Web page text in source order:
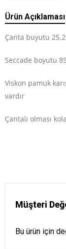
Ürün Açıklaması
Çanta buyutu
Seccade boyutu
Viskon pamuk
vardır
Çantalı olması
Müşteri
Bu ürün için